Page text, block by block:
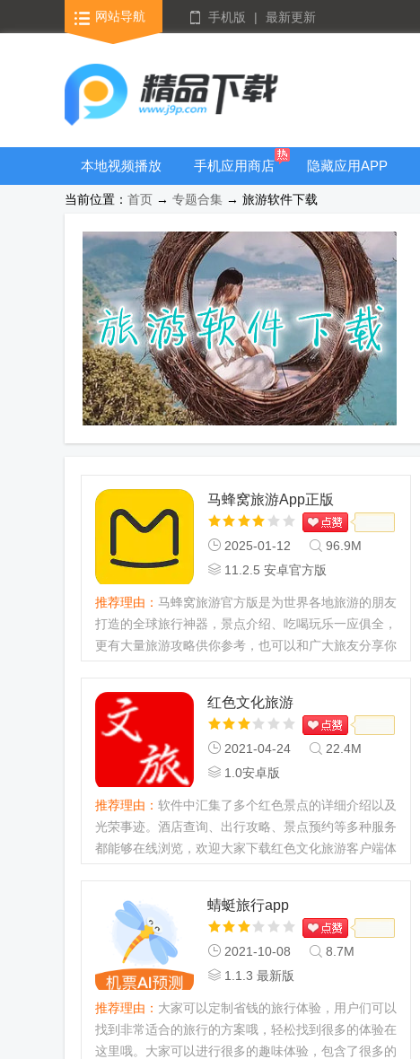
网站导航 手机版 | 最新更新
本地视频播放
器
手机应用商店 隐藏应用APP
游戏库合集
当前位置： 首页 → 专题合集 → 旅游软件下载
马蜂窝旅游App正版
2025-01-12
96.9M
11.2.5 安卓官方版
推荐理由： 马蜂窝旅游官方版是为世界各地旅游的朋友
打造的全球旅行神器，景点介绍、吃喝玩乐一应俱全，
更有大量旅游攻略供你参考，也可以和广大旅友分享你
红色文化旅游
2021-04-24
22.4M
1.0安卓版
推荐理由： 软件中汇集了多个红色景点的详细介绍以及
光荣事迹。酒店查询、出行攻略、景点预约等多种服务
都能够在线浏览，欢迎大家下载红色文化旅游客户端体
蜻蜓旅行app
2021-10-08
8.7M
1.1.3 最新版
推荐理由： 大家可以定制省钱的旅行体验，用户们可以
找到非常适合的旅行的方案哦，轻松找到很多的体验在
这里哦。大家可以进行很多的趣味体验，包含了很多的